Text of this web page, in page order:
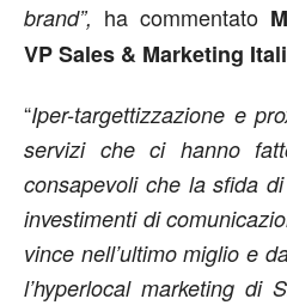
brand”, ha commentato
VP Sales & Marketing
“Iper-targettizzazione e
servizi che ci hanno
consapevoli che la sfida
investimenti di
vince nell’ultimo miglio e
l’hyperlocal marketing di